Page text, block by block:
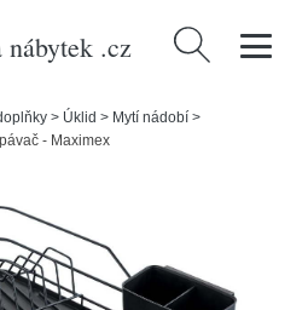
.cz Vyhledávání
> Úklid > Mytí nádobí >
- Maximex